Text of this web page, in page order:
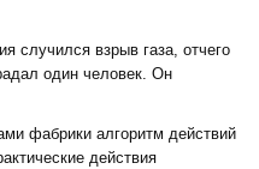
случился взрыв газа, отчего
один человек. Он
фабрики алгоритм действий
действия